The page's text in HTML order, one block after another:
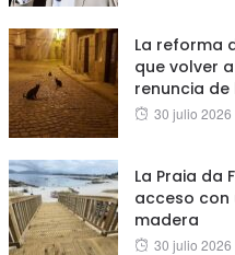
La reforma
que volver
renuncia
Posted
30 julio 2026
La Praia da
acceso con
madera
Posted
30 julio 2026